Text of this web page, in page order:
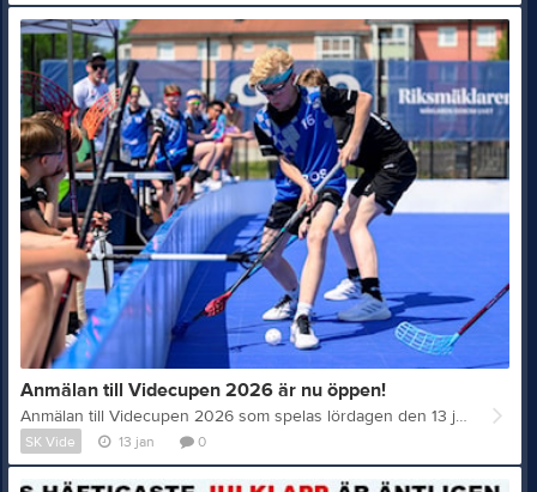
Anmälan till Videcupen 2026 är nu öppen!
Anmälan till Videcupen 2026 som spelas lördagen den 13 juni är nu öppen. Efter de senaste tre årens succé så planerar vi nu för att cupen ska växa och utvecklas ytterligare. Videcupen 2026 har bland annat utvecklats med helt nya klasser och en avsikt att varje lag ska få en längre tid på cupområdet än tidigare. Allt för att ge er den bästa av cupupplevelser! Anmäl er utan risk redan idag med vetskap om att till och med den 31 mars återbetalas hela beloppet om ni behöver avanmäla er! Till Videcupens hemsida Väl mött i Knivsta lördagen den 13 juni på Videcupen - En innebandyfest för alla! Foto: @fotooscar.se
SK Vide 13 jan 0